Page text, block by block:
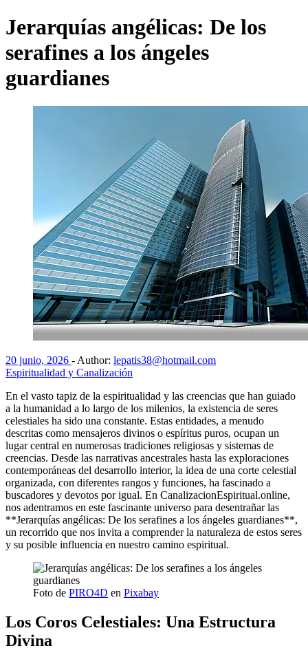
Jerarquías angélicas: De los
serafines a los ángeles
guardianes
20 junio, 2026 - Author: lepatis38@hotmail.com
Espiritualidad y Canalización
En el vasto tapiz de la espiritualidad y las creencias que han guiado
a la humanidad a lo largo de los milenios, la existencia de seres
celestiales ha sido una constante. Estas entidades, a menudo
descritas como mensajeros divinos o espíritus puros, ocupan un
lugar central en numerosas tradiciones religiosas y sistemas de
creencias. Desde las narrativas ancestrales hasta las exploraciones
contemporáneas del desarrollo interior, la idea de una corte celestial
organizada, con diferentes rangos y funciones, ha fascinado a
buscadores y devotos por igual. En CanalizacionEspiritual.online,
nos adentramos en este fascinante universo para desentrañar las
**Jerarquías angélicas: De los serafines a los ángeles guardianes**,
un recorrido que nos invita a comprender la naturaleza de estos seres
y su posible influencia en nuestro camino espiritual.
Foto de PIRO4D en Pixabay
Los Coros Celestiales: Una Estructura
Divina